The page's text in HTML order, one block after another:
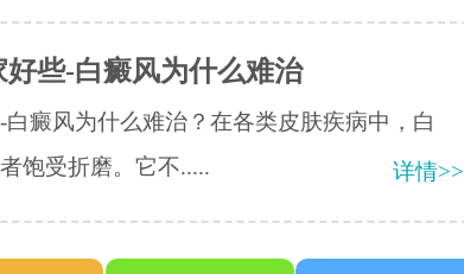
些-白癜风为什么难治
癜风为什么难治？在各类皮肤疾病中，白
饱受折磨。它不.....
详情>>